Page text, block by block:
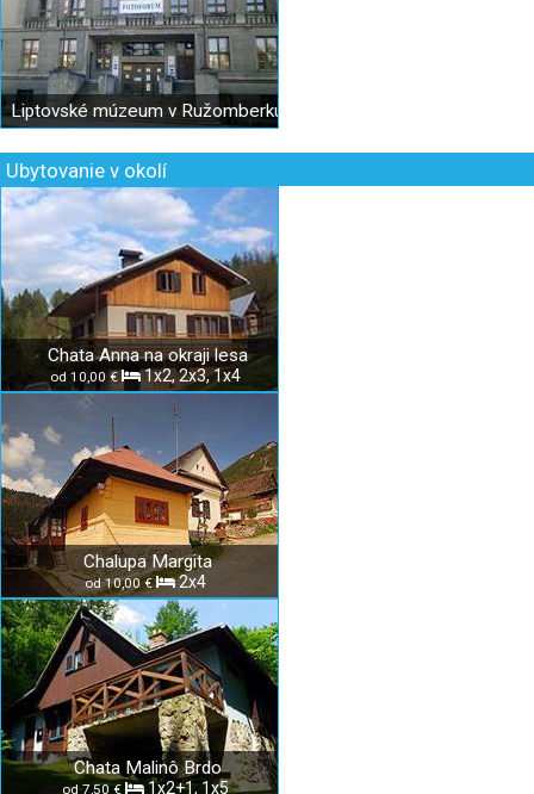
Liptovské múzeum v Ružomberku
Ubytovanie v okolí
Chata Anna na okraji lesa
od 10,00 € 1x2, 2x3, 1x4
Chalupa Margita
od 10,00 € 2x4
Chata Malinô Brdo
od 7,50 € 1x2+1, 1x5